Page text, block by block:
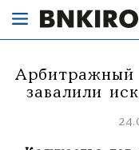
Арбитражный
завалили